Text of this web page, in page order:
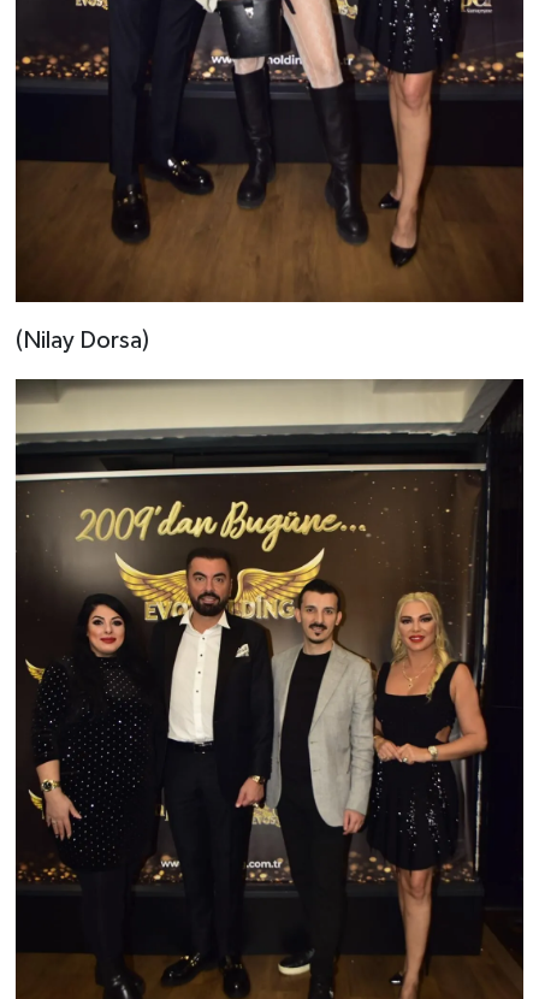
(Nilay Dorsa)